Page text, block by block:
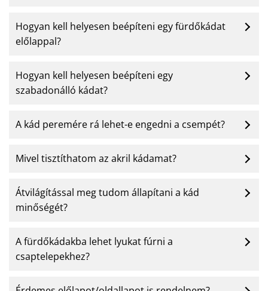
Hogyan kell helyesen beépíteni egy fürdőkádat
előlappal?
Hogyan kell helyesen beépíteni egy
szabadonálló kádat?
A kád peremére rá lehet-e engedni a csempét?
Mivel tisztíthatom az akril kádamat?
Átvilágítással meg tudom állapítani a kád
minőségét?
A fürdőkádakba lehet lyukat fúrni a
csaptelepekhez?